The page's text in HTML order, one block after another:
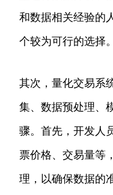
和数据相关经验的
个较为可行的选择。
其次，量化交易系
集、数据预处理、
骤。首先，开发人
票价格、交易量等
理，以确保数据的